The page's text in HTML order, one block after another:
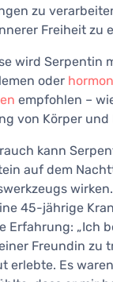
zu
Freiheit zu
wird Serpentin
oder
empfohlen –
von Körper und
kann
auf dem
45-jährige
Erfahrung: „Ich
Freundin zu
erlebte. Es